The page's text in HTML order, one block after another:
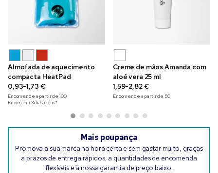
Almofada de aquecimento
compacta HeatPad
0,93-1,73 €
Encomende a partir de 100
Envios em 3 dias úteis*
Creme de mãos Amanda com
aloé vera 25 ml
1,59-2,82 €
Encomende a partir de 50
Mais poupança
Promova a sua marca na hora certa e sem gastar muito, graças
a prazos de entrega rápidos, a quantidades de encomenda
flexíveis e à nossa garantia de preço baixo.